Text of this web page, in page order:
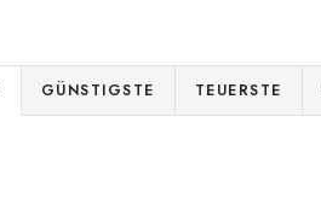
GÜNSTIGSTE TEUERSTE